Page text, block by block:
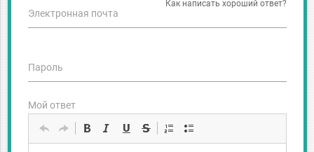
Как написать хороший ответ?
Электронная почта
Пароль
Мой ответ